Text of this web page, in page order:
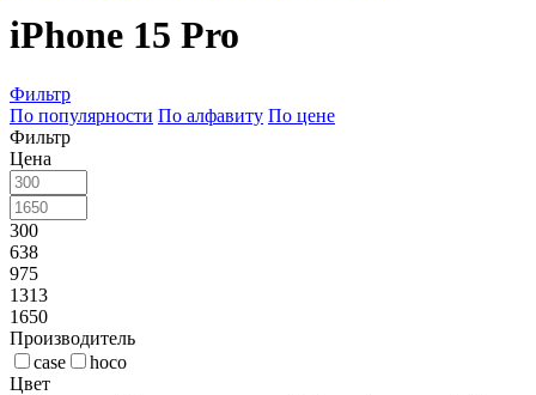
iPhone 15 Pro
Фильтр
По популярности По алфавиту По цене
Фильтр
Цена
300
638
975
1313
1650
Производитель
case
hoco
Цвет